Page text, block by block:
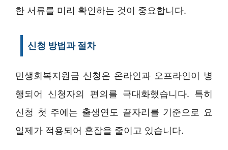
한 서류를 미리 확인하는 것이 중요합니다.
신청 방법과 절차
민생회복지원금 신청은 온라인과 오프라인이 병
행되어 신청자의 편의를 극대화했습니다. 특히
신청 첫 주에는 출생연도 끝자리를 기준으로 요
일제가 적용되어 혼잡을 줄이고 있습니다.